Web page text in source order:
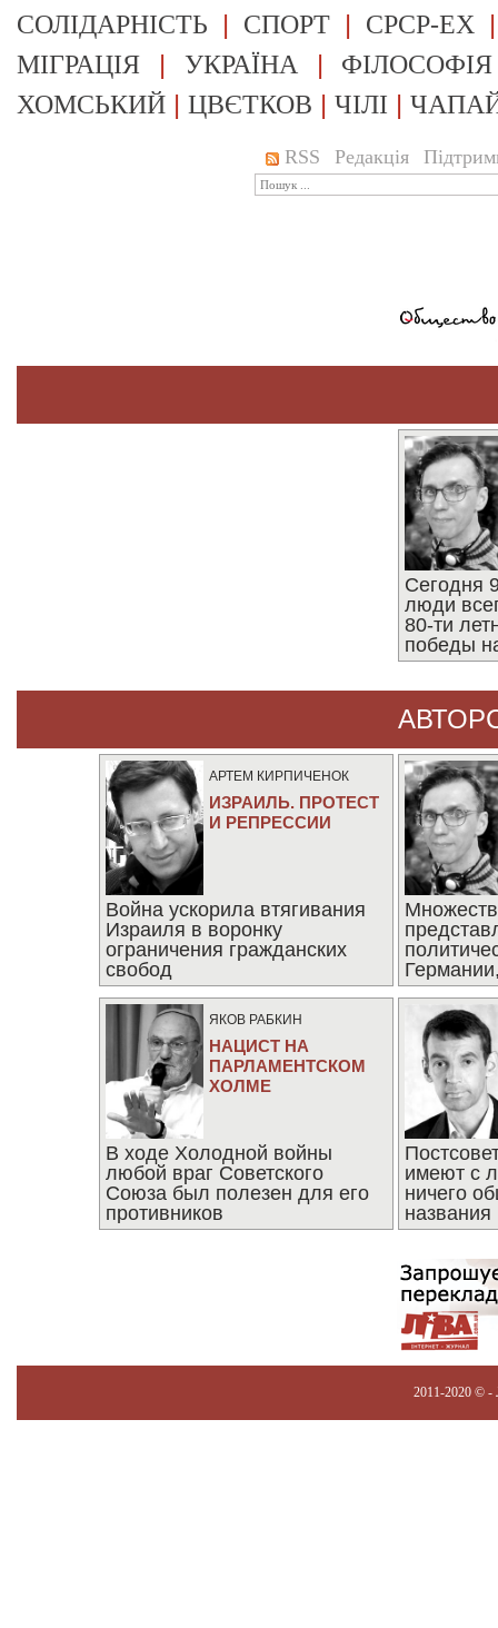
СОЛІДАРНІСТЬ | СПОРТ | СРСР-EX
МІГРАЦІЯ | УКРАЇНА | ФІЛОСОФІЯ
ХОМСЬКИЙ | ЦВЄТКОВ | ЧІЛІ |
RSS Редакція
Сегодня
люди
80-ти
победы
АРТЕМ КИРПИЧЕНОК
ИЗРАИЛЬ. ПРОТЕСТ
И РЕПРЕССИИ
Война ускорила втягивания
Израиля в воронку
ограничения гражданских
свобод
ЯКОВ РАБКИН
НАЦИСТ НА
ПАРЛАМЕНТСКОМ
ХОЛМЕ
В ходе Холодной войны
любой враг Советского
Союза был полезен для его
противников
имеют с
ничего
названия
2011-2020 © -